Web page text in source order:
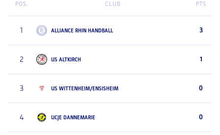
POS. CLUB PTS
1 ALLIANCE RHIN HANDBALL 3
2 US ALTKIRCH 1
3 US WITTENHEIM/ENSISHEIM 0
4 UCJE DANNEMARIE 0